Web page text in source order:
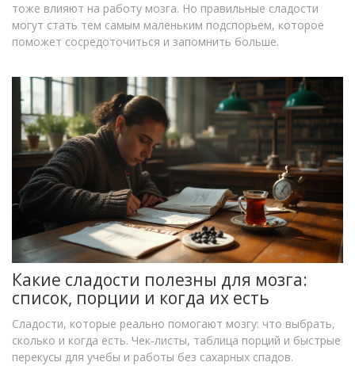
тоже влияют на работу мозга. Но правильные сладости
могут стать тем самым маленьким подспорьем, которое
поможет сосредоточиться и запомнить больше.
Какие сладости полезны для мозга:
список, порции и когда их есть
Сладости, которые реально помогают мозгу: что выбрать,
сколько и когда есть. Чек-листы, таблица порций и быстрые
перекусы для учебы и работы без сахарных спадов.